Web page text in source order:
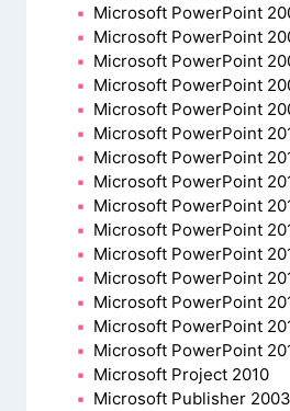
Microsoft PowerPoint
Microsoft PowerPoint
Microsoft PowerPoint
Microsoft PowerPoint
Microsoft PowerPoint
Microsoft PowerPoint
Microsoft PowerPoint
Microsoft PowerPoint
Microsoft PowerPoint
Microsoft PowerPoint
Microsoft PowerPoint
Microsoft PowerPoint
Microsoft PowerPoint
Microsoft PowerPoint
Microsoft PowerPoint
Microsoft Project 2010
Microsoft Publisher 2003